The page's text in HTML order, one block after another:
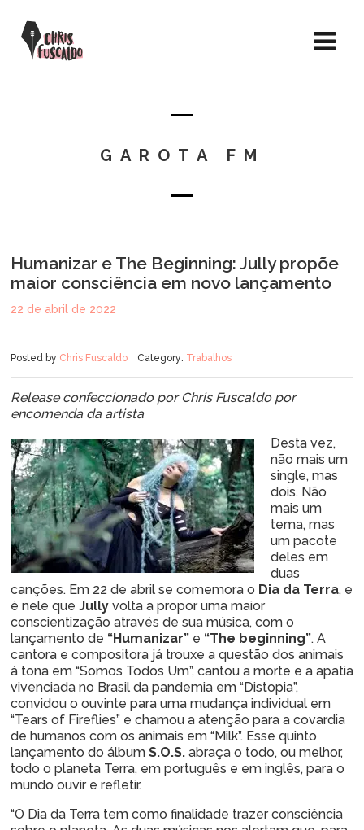
GAROTA FM
Humanizar e The Beginning: Jully propõe
maior consciência em novo lançamento
22 de abril de 2022
Posted by Chris Fuscaldo Category: Trabalhos
Release confeccionado por Chris Fuscaldo por
encomenda da artista
Desta vez,
não mais um
single, mas
dois. Não
mais um
tema, mas
um pacote
deles em
duas
canções. Em 22 de abril se comemora o Dia da Terra, e
é nele que Jully volta a propor uma maior
conscientização através de sua música, com o
lançamento de “Humanizar” e “The beginning”. A
cantora e compositora já trouxe a questão dos animais
à tona em “Somos Todos Um”, cantou a morte e a apatia
vivenciada no Brasil da pandemia em “Distopia”,
convidou o ouvinte para uma mudança individual em
“Tears of Fireflies” e chamou a atenção para a covardia
de humanos com os animais em “Milk”. Esse quinto
lançamento do álbum S.O.S. abraça o todo, ou melhor,
todo o planeta Terra, em português e em inglês, para o
mundo ouvir e refletir.
“O Dia da Terra tem como finalidade trazer consciência